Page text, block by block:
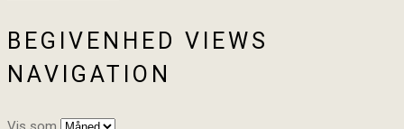
BEGIVENHED VIEWS
NAVIGATION